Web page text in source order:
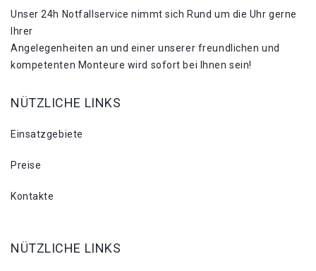
Unser 24h Notfallservice nimmt sich Rund um die Uhr gerne
Ihrer
Angelegenheiten an und einer unserer freundlichen und
kompetenten Monteure wird sofort bei Ihnen sein!
NÜTZLICHE LINKS
Einsatzgebiete
Preise
Kontakte
NÜTZLICHE LINKS